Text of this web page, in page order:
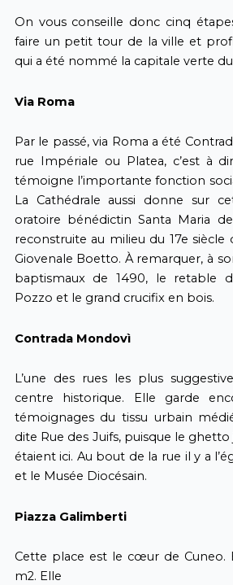
On vous conseille donc cinq
faire un petit tour de la ville et
qui a été nommé la capitale verte
Via Roma
Par le passé, via Roma a été
rue Impériale ou Platea, c’est à
témoigne l’importante fonction
La Cathédrale aussi donne sur
oratoire bénédictin Santa Maria
reconstruite au milieu du 17e siècle
Giovenale Boetto. À remarquer, à
baptismaux de 1490, le retable
Pozzo et le grand crucifix en bois.
Contrada Mondovì
L’une des rues les plus
centre historique. Elle garde
témoignages du tissu urbain
dite Rue des Juifs, puisque le
étaient ici. Au bout de la rue il y a
et le Musée Diocésain.
Piazza Galimberti
Cette place est le cœur de Cuneo.
m2. Elle